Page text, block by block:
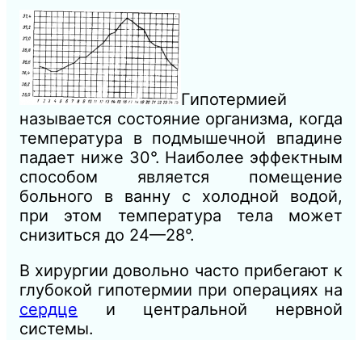
Гипотермией
называется состояние организма, когда
температура в подмышечной впадине
падает ниже 30°. Наиболее эффектным
способом является помещение
больного в ванну с холодной водой,
при этом температура тела может
снизиться до 24—28°.
В хирургии довольно часто прибегают к
глубокой гипотермии при операциях на
сердце и центральной нервной
системы.